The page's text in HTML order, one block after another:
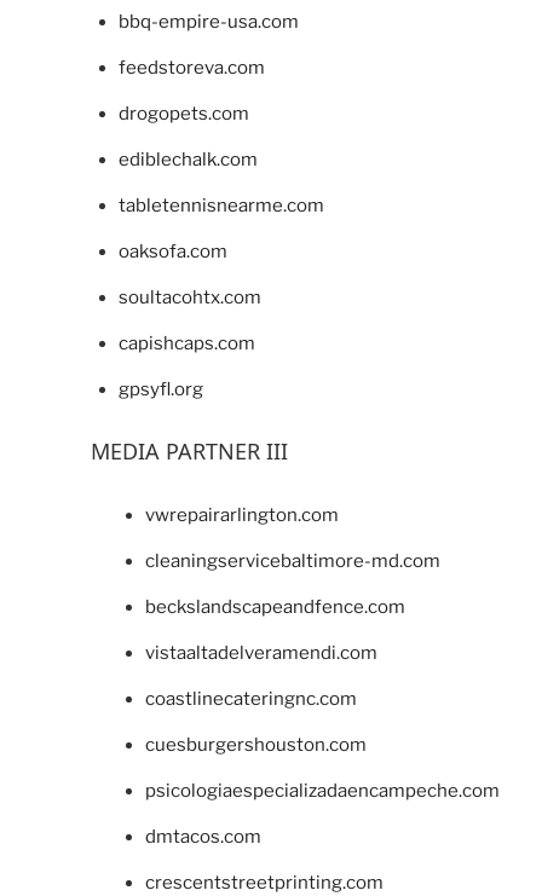
bbq-empire-usa.com
feedstoreva.com
drogopets.com
ediblechalk.com
tabletennisnearme.com
oaksofa.com
soultacohtx.com
capishcaps.com
gpsyfl.org
MEDIA PARTNER III
vwrepairarlington.com
cleaningservicebaltimore-md.com
beckslandscapeandfence.com
vistaaltadelveramendi.com
coastlinecateringnc.com
cuesburgershouston.com
psicologiaespecializadaencampeche.com
dmtacos.com
crescentstreetprinting.com